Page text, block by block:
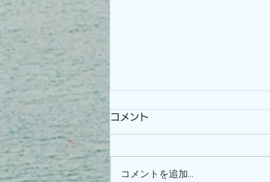
Buen Camino
コメント
コメントを追加…